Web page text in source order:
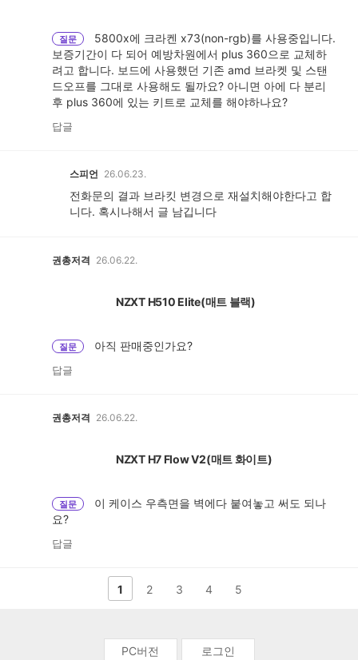
질문
5800x에 크라켄 x73(non-rgb)를 사용중입니다.
보증기간이 다 되어 예방차원에서 plus 360으로 교체하
려고 합니다. 보드에 사용했던 기존 amd 브라켓 및 스탠
드오프를 그대로 사용해도 될까요? 아니면 아에 다 분리
후 plus 360에 있는 키트로 교체를 해야하나요?
답글
스피언 26.06.23.
전화문의 결과 브라킷 변경으로 재설치해야한다고 합
니다. 혹시나해서 글 남깁니다
권총저격 26.06.22.
NZXT H510 Elite(매트 블랙)
질문 아직 판매중인가요?
답글
권총저격 26.06.22.
NZXT H7 Flow V2(매트 화이트)
질문
이 케이스 우측면을 벽에다 붙여놓고 써도 되나
요?
답글
1 2 3 4 5
PC버전 로그인